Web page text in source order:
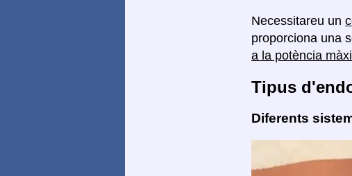
Necessitareu un
proporciona una
a la potència
Tipus
Diferents